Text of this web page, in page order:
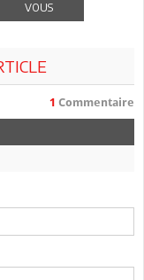
VOUS
1 Commentaire